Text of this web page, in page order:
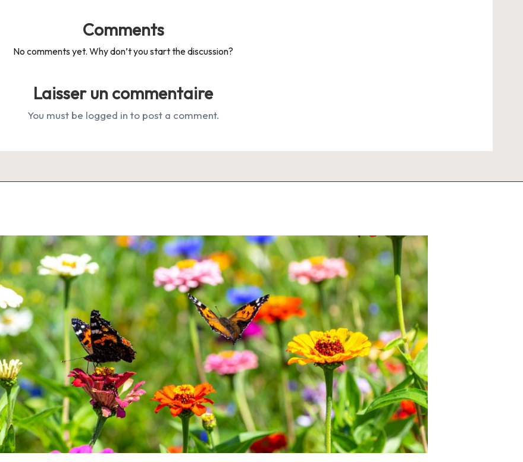
Comments
No comments yet. Why don’t you start the discussion?
Laisser un commentaire
You must be logged in to post a comment.